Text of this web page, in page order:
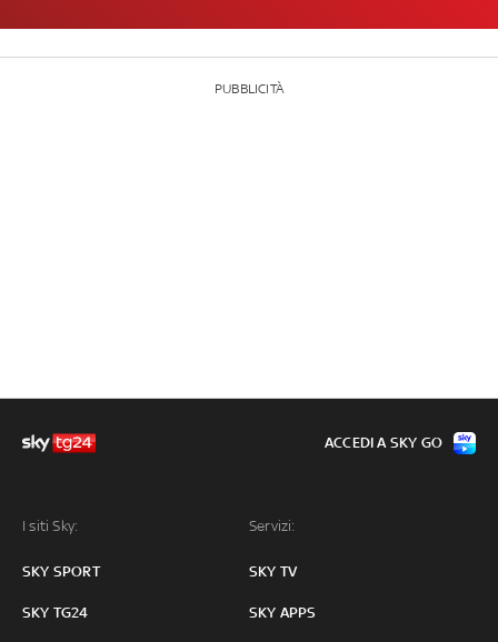
PUBBLICITÀ
I siti Sky:
SKY SPORT
SKY TG24
Servizi:
SKY TV
SKY APPS
ACCEDI A SKY GO